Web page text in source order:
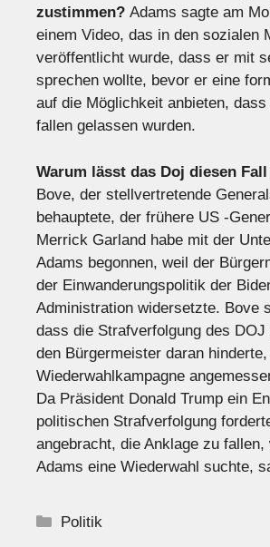
zustimmen? Adams sagte am
einem Video, das in den sozialen
veröffentlicht wurde, dass er mit
sprechen wollte, bevor er eine
auf die Möglichkeit anbieten, dass
fallen gelassen wurden.
Warum lässt das Doj diesen
Bove, der stellvertretende
behauptete, der frühere US -
Merrick Garland habe mit der
Adams begonnen, weil der
der Einwanderungspolitik der
Administration widersetzte. Bove
dass die Strafverfolgung des DOJ
den Bürgermeister daran
Wiederwahlkampagne
Da Präsident Donald Trump ein
politischen Strafverfolgung
angebracht, die Anklage zu fallen,
Adams eine Wiederwahl suchte,
Kategorien
Politik